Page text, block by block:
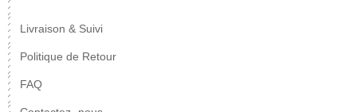
Livraison & Suivi
Politique de Retour
FAQ